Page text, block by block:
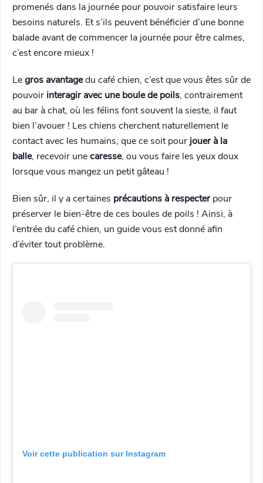
promenés dans la journée pour pouvoir satisfaire leurs
besoins naturels. Et s’ils peuvent bénéficier d’une bonne
balade avant de commencer la journée pour être calmes,
c’est encore mieux !
Legros avantagedu café chien, c’est que vous êtes sûr de
pouvoir interagir avec une boule de poils, contrairement
au bar à chat, où les félins font souvent la sieste, il faut
bien l’avouer ! Les chiens cherchent naturellement le
contact avec les humains, que ce soit pour jouer à la
balle, recevoir unecaresse, ou vous faire les yeux doux
lorsque vous mangez un petit gâteau !
Bien sûr, il y a certaines précautions à respecterpour
préserver le bien-être de ces boules de poils ! Ainsi, à
l’entrée du café chien, un guide vous est donné afin
d’éviter tout problème.
Voir cette publication sur Instagram